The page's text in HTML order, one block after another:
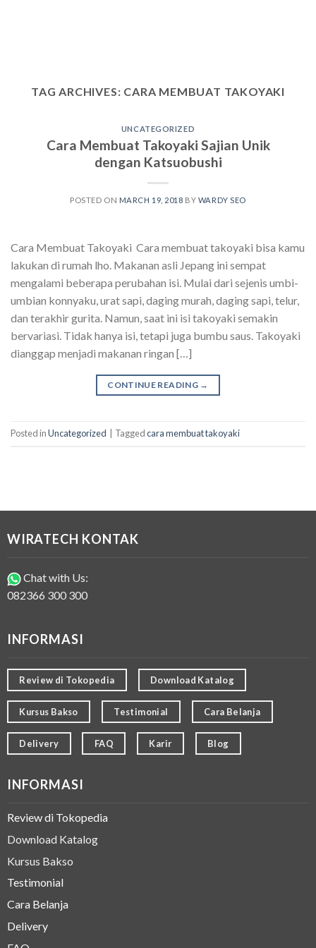
TAG ARCHIVES: CARA MEMBUAT TAKOYAKI
UNCATEGORIZED
Cara Membuat Takoyaki Sajian Unik
dengan Katsuobushi
POSTED ON MARCH 19, 2018 BY WARDY SEO
Cara Membuat Takoyaki Cara membuat takoyaki bisa kamu
lakukan di rumah lho. Makanan asli Jepang ini sempat
mengalami beberapa perubahan isi. Mulai dari sejenis umbi-
umbian konnyaku, urat sapi, daging murah, daging sapi, telur,
dan terakhir gurita. Namun, saat ini isi takoyaki semakin
bervariasi. Tidak hanya isi, tetapi juga bumbu saus. Takoyaki
dianggap menjadi makanan ringan […]
CONTINUE READING →
Posted inUncategorized Taggedcara membuat takoyaki
WIRATECH KONTAK
Chat with Us:
082366 300 300
INFORMASI
Review di Tokopedia Download Katalog
Kursus Bakso Testimonial Cara Belanja
Delivery FAQ Karir Blog
INFORMASI
Review di Tokopedia
Download Katalog
Kursus Bakso
Testimonial
Cara Belanja
Delivery